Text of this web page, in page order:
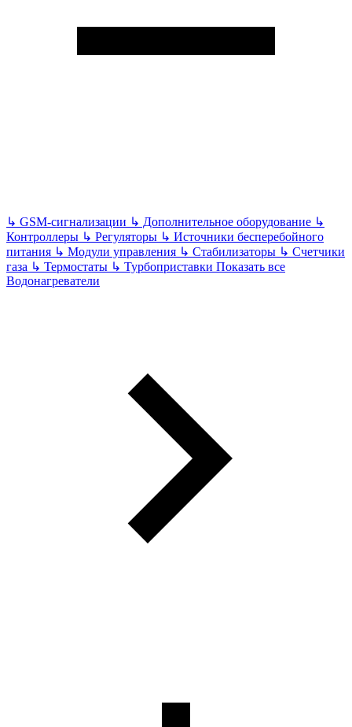
↳ GSM-сигнализации ↳ Дополнительное оборудование ↳
Контроллеры ↳ Регуляторы ↳ Источники бесперебойного
питания ↳ Модули управления ↳ Стабилизаторы ↳ Счетчики
газа ↳ Термостаты ↳ Турбоприставки Показать все
Водонагреватели